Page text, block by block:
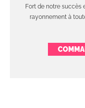
Fort de notre succès
rayonnement à